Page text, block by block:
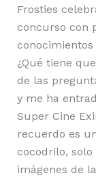
Frosties
concurso con
¿Qué tiene
de las
y me ha
Super Cine
recuerdo es
cocodrilo,
imágenes de